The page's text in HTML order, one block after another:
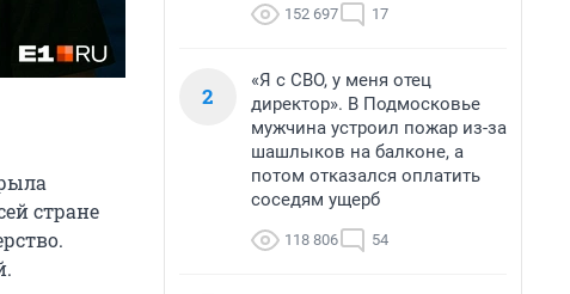
стране
152 697 17
2
«Я с СВО, у меня отец
директор». В Подмосковье
мужчина устроил пожар из-за
шашлыков на балконе, а
потом отказался оплатить
соседям ущерб
118 806 54